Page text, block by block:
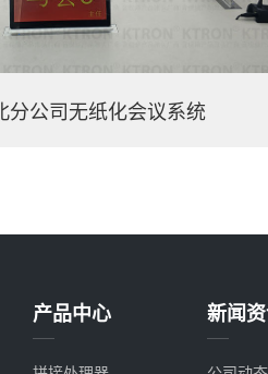
分公司无纸化会议系统
产品中心 新闻